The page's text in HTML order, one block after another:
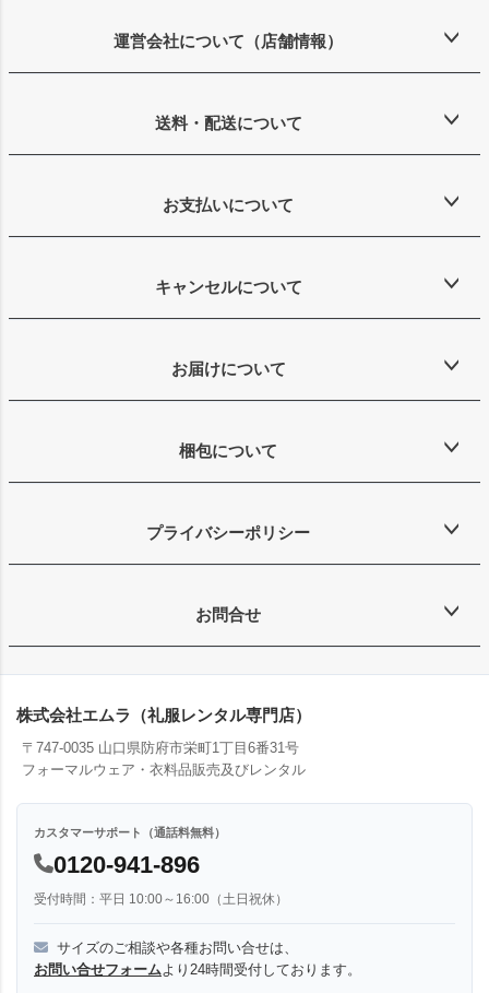
ップ
運営会社について（店舗情報）
送料・配送について
お支払いについて
キャンセルについて
お届けについて
梱包について
プライバシーポリシー
お問合せ
株式会社エムラ（礼服レンタル専門店）
〒747-0035 山口県防府市栄町1丁目6番31号
フォーマルウェア・衣料品販売及びレンタル
カスタマーサポート（通話料無料）
0120-941-896
受付時間：平日 10:00～16:00（土日祝休）
サイズのご相談や各種お問い合せは、
お問い合せフォーム より24時間受付しております。